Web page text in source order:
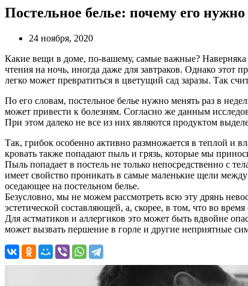
Постельное белье: почему его
24 ноября, 2020
Какие вещи в доме, по-вашему, самые важные? Наверняка
чтения на ночь, иногда даже для завтраков. Однако этот
легко может превратиться в цветущий сад заразы. Так
По его словам, постельное белье нужно менять раз в
может привести к болезням. Согласно же данным
При этом далеко не все из них являются продуктом
Так, грибок особенно активно размножается в теплой и
кровать также попадают пыль и грязь, которые мы
Пыль попадает в постель не только непосредственно с
имеет свойство проникать в самые маленькие щели
оседающее на постельном белье.
Безусловно, мы не можем рассмотреть всю эту дрянь
эстетической составляющей, а, скорее, в том, что во
Для астматиков и аллергиков это может быть вдвойне
может вызвать першение в горле и другие неприятные